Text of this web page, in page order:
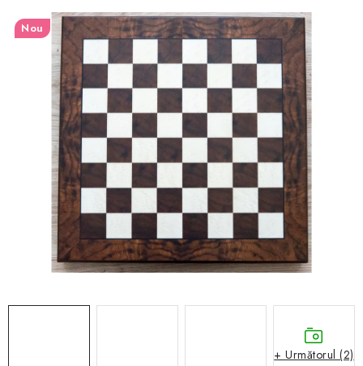
CEAS DE ȘAH
CĂRȚI DE ȘAH
ANTICARIAT
ȘAH ONLINE
MERCH ȘAH
CADOURI
Nou
+ Următorul (2)